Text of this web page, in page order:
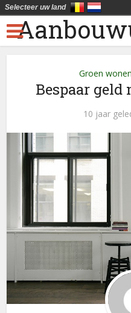
Groen wonen
Bespaar
10 jaar
Selecteer uw land